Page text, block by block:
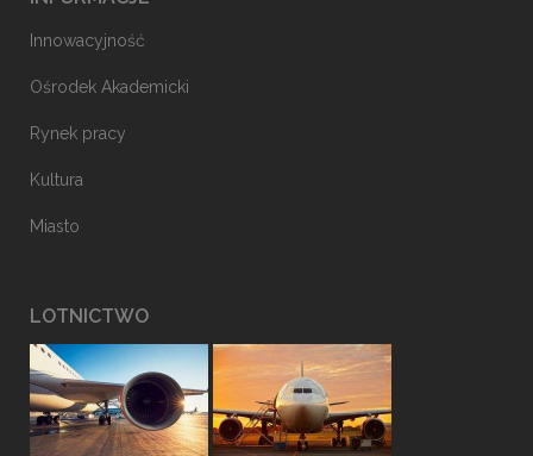
Innowacyjność
Ośrodek Akademicki
Rynek pracy
Kultura
Miasto
LOTNICTWO